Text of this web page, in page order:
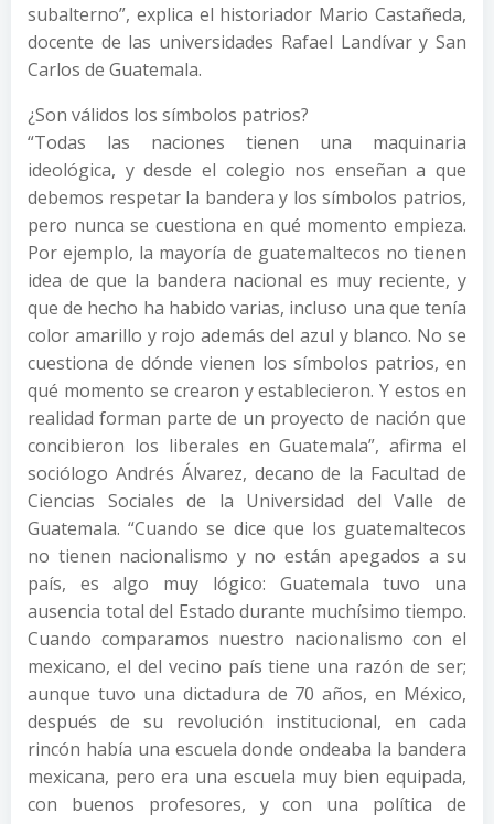
subalterno”, explica el historiador Mario Castañeda,
docente de las universidades Rafael Landívar y San
Carlos de Guatemala.
¿Son válidos los símbolos patrios?
“Todas las naciones tienen una maquinaria
ideológica, y desde el colegio nos enseñan a que
debemos respetar la bandera y los símbolos patrios,
pero nunca se cuestiona en qué momento empieza.
Por ejemplo, la mayoría de guatemaltecos no tienen
idea de que la bandera nacional es muy reciente, y
que de hecho ha habido varias, incluso una que tenía
color amarillo y rojo además del azul y blanco. No se
cuestiona de dónde vienen los símbolos patrios, en
qué momento se crearon y establecieron. Y estos en
realidad forman parte de un proyecto de nación que
concibieron los liberales en Guatemala”, afirma el
sociólogo Andrés Álvarez, decano de la Facultad de
Ciencias Sociales de la Universidad del Valle de
Guatemala. “Cuando se dice que los guatemaltecos
no tienen nacionalismo y no están apegados a su
país, es algo muy lógico: Guatemala tuvo una
ausencia total del Estado durante muchísimo tiempo.
Cuando comparamos nuestro nacionalismo con el
mexicano, el del vecino país tiene una razón de ser;
aunque tuvo una dictadura de 70 años, en México,
después de su revolución institucional, en cada
rincón había una escuela donde ondeaba la bandera
mexicana, pero era una escuela muy bien equipada,
con buenos profesores, y con una política de